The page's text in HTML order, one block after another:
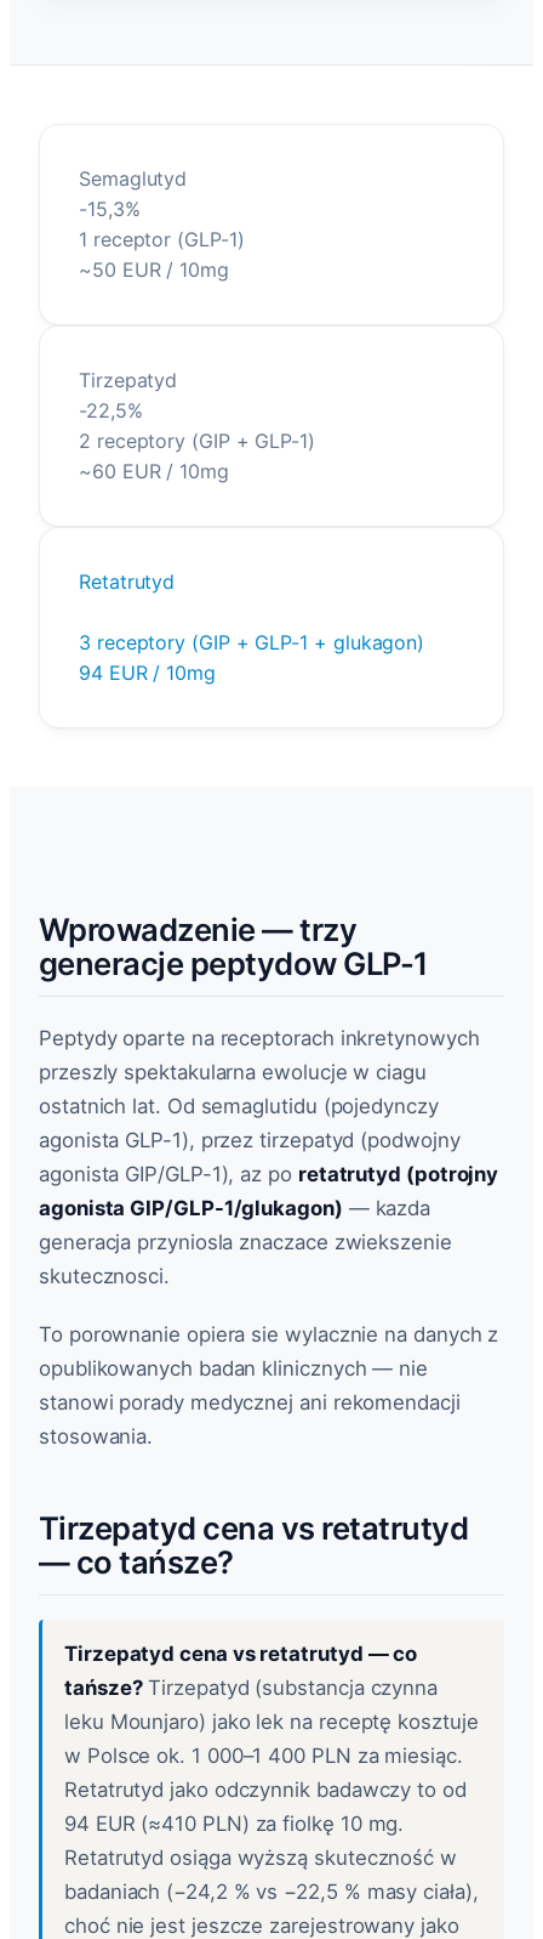
Semaglutyd
-15,3%
1 receptor (GLP-1)
~50 EUR / 10mg
Tirzepatyd
-22,5%
2 receptory (GIP + GLP-1)
~60 EUR / 10mg
Retatrutyd
3 receptory (GIP + GLP-1 + glukagon)
94 EUR / 10mg
Wprowadzenie — trzy
generacje peptydow GLP-1
Peptydy oparte na receptorach inkretynowych
przeszly spektakularna ewolucje w ciagu
ostatnich lat. Od semaglutidu (pojedynczy
agonista GLP-1), przez tirzepatyd (podwojny
agonista GIP/GLP-1), az po retatrutyd (potrojny
agonista GIP/GLP-1/glukagon) — kazda
generacja przyniosla znaczace zwiekszenie
skutecznosci.
To porownanie opiera sie wylacznie na danych z
opublikowanych badan klinicznych — nie
stanowi porady medycznej ani rekomendacji
stosowania.
Tirzepatyd cena vs retatrutyd
— co tańsze?
Tirzepatyd cena vs retatrutyd — co
tańsze?Tirzepatyd (substancja czynna
leku Mounjaro) jako lek na receptę kosztuje
w Polsce ok. 1 000–1 400 PLN za miesiąc.
Retatrutyd jako odczynnik badawczy to od
94 EUR (≈410 PLN) za fiolkę 10 mg.
Retatrutyd osiąga wyższą skuteczność w
badaniach (−24,2 % vs −22,5 % masy ciała),
choć nie jest jeszcze zarejestrowany jako